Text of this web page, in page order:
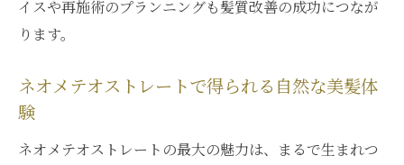
東京都中央区で注目のネオメテオストレー
ネオメテオストレートの魅力を銀座で体験
ート人気
イスや再施術のプランニングも髪質改善の成功につなが
ります。
ネオメテオストレートで得られる自然な美髪体
験
ネオメテオストレートの最大の魅力は、まるで生まれつ